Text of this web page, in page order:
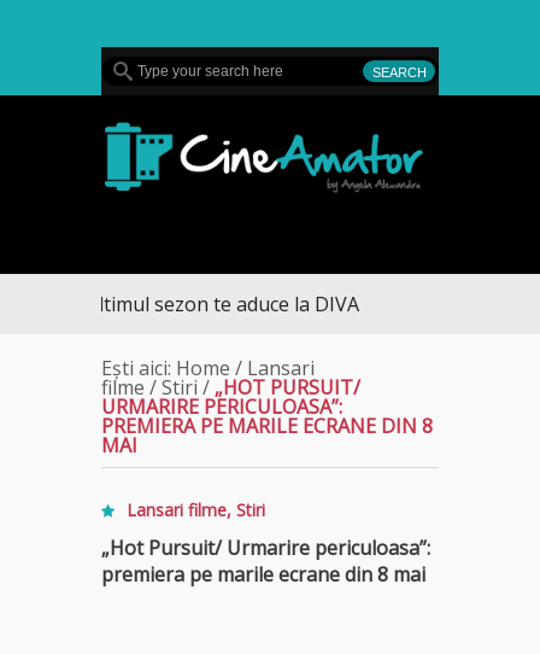
– ultimul sezon te aduce la DIVA
Ești aici: Home / Lansari
filme /Stiri / „HOT PURSUIT/
URMARIRE PERICULOASA”:
PREMIERA PE MARILE ECRANE DIN 8
MAI
Lansari filme, Stiri
„Hot Pursuit/ Urmarire periculoasa”:
premiera pe marile ecrane din 8 mai